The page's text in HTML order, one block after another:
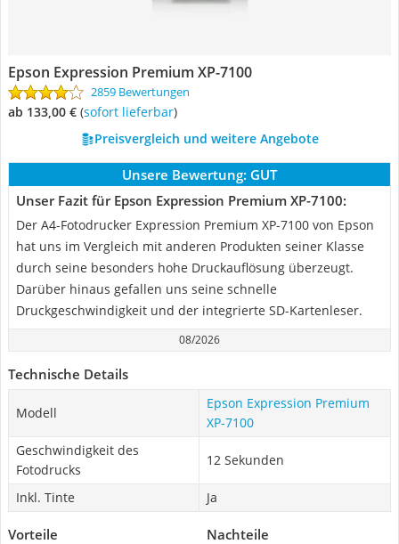
Epson Expression Premium XP-7100
2859 Bewertungen
ab 133,00 € ( Sofort lieferbar)
Preisvergleich und weitere Angebote
Unsere Bewertung: GUT
Unser Fazit für Epson Expression Premium XP-7100:
Der A4-Fotodrucker Expression Premium XP-7100 von Epson
hat uns im Vergleich mit anderen Produkten seiner Klasse
durch seine besonders hohe Druckauflösung überzeugt.
Darüber hinaus gefallen uns seine schnelle
Druckgeschwindigkeit und der integrierte SD-Kartenleser.
08/2026
Technische Details
Modell
Epson Expression Premium
XP-7100
Geschwindigkeit des
Fotodrucks
12 Sekunden
Inkl. Tinte Ja
Vorteile Nachteile